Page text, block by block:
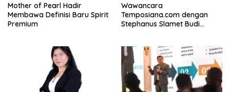
Mother of Pearl Hadir
Membawa Definisi Baru Spirit
Premium
Wawancara
Temposiana.com dengan
Stephanus Slamet Budi